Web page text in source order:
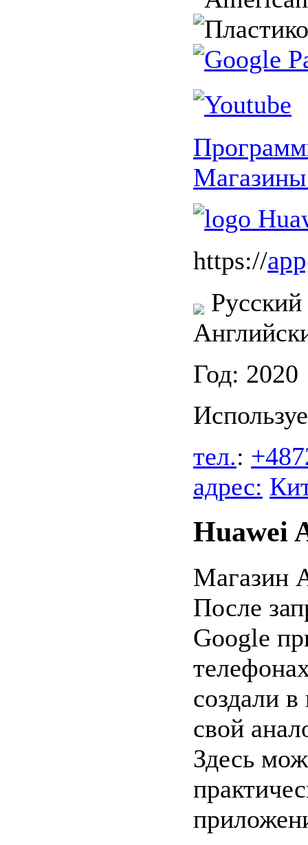
https://
Год: 2020
тел.:
адрес:
Huawei
Магазин
После
Google
создали
свой
Здесь